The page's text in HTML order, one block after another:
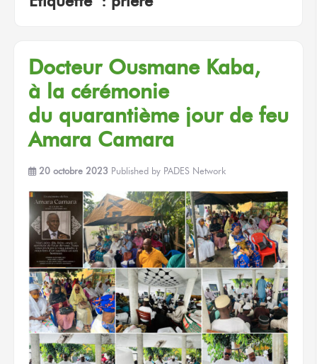
Docteur Ousmane Kaba,
à la cérémonie
du quarantièmejour de feu
Amara Camara
20 octobre 2023 Published by PADES Network